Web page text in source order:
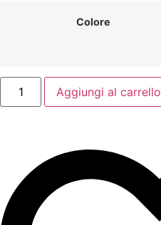
Colore
Aggiungi al carrello